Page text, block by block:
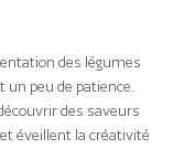
des légumes
un peu de patience.
des saveurs
éveillent la créativité